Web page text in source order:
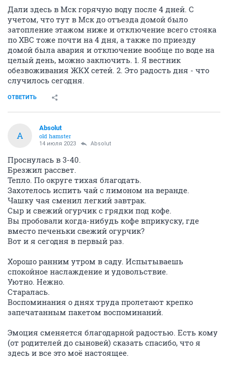
Дали здесь в Мск горячую воду после 4 дней. С
учетом, что тут в Мск до отъезда домой было
затопление этажом ниже и отключение всего стояка
по ХВС тоже почти на 4 дня, а также по приезду
домой была авария и отключение вообще по воде на
целый день, можно заключить. 1. Я вестник
обезвоживания ЖКХ сетей. 2. Это радость дня - что
случилось сегодня.
ОТВЕТИТЬ
A
Absolut
old hamster
14 июля 2023 Absolut
Проснулась в 3-40.
Брезжил рассвет.
Тепло. По округе тихая благодать.
Захотелось испить чай с лимоном на веранде.
Чашку чая сменил легкий завтрак.
Сыр и свежий огурчик с грядки под кофе.
Вы пробовали когда-нибудь кофе вприкуску, где
вместо печеньки свежий огурчик?
Вот и я сегодня в первый раз.
Хорошо ранним утром в саду. Испытываешь
спокойное наслаждение и удовольствие.
Уютно. Нежно.
Старалась.
Воспоминания о днях труда пролетают крепко
запечатанным пакетом воспоминаний.
Эмоция сменяется благодарной радостью. Есть кому
(от родителей до сыновей) сказать спасибо, что я
здесь и все это моё настоящее.